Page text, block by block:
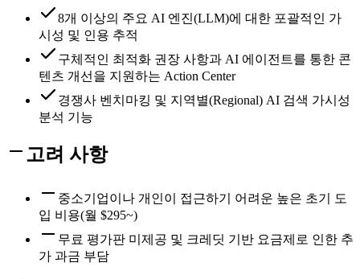
8개 이상의 주요 AI 엔진(LLM)에 대한 포괄적인 가
시성 및 인용 추적
구체적인 최적화 권장 사항과 AI 에이전트를 통한 콘
텐츠 개선을 지원하는 Action Center
경쟁사 벤치마킹 및 지역별(Regional) AI 검색 가시성
분석 기능
고려 사항
중소기업이나 개인이 접근하기 어려운 높은 초기 도
입 비용(월 $295~)
무료 평가판 미제공 및 크레딧 기반 요금제로 인한 추
가 과금 부담